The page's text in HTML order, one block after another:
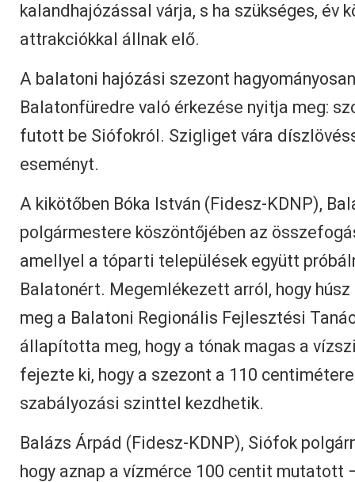
kalandhajózással várja, s ha szükséges, év
attrakciókkal állnak elő.
A balatoni hajózási szezont
Balatonfüredre való érkezése nyitja meg:
futott be Siófokról. Szigliget vára
eseményt.
A kikötőben Bóka István (Fidesz-KDNP),
polgármestere köszöntőjében az
amellyel a tóparti települések együtt
Balatonért. Megemlékezett arról, hogy
meg a Balatoni Regionális Fejlesztési
állapította meg, hogy a tónak magas a
fejezte ki, hogy a szezont a 110
szabályozási szinttel kezdhetik.
Balázs Árpád (Fidesz-KDNP), Siófok
hogy aznap a vízmérce 100 centit mutatott